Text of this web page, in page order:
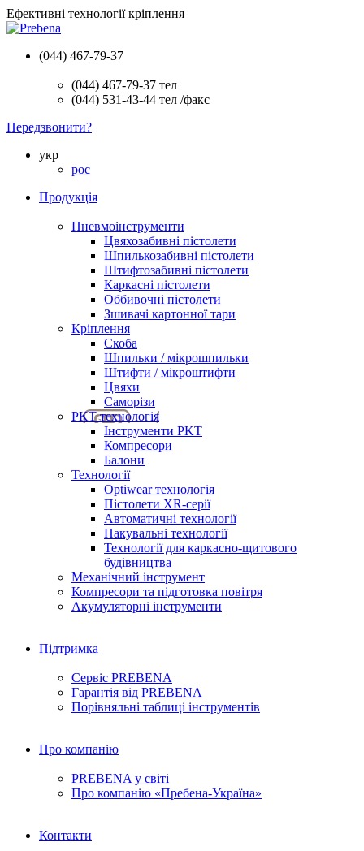
Ефективні технології кріплення
(044) 467-79-37
(044) 467-79-37 тел
(044) 531-43-44 тел /факс
Передзвонити?
укр
рос
Продукція
Пневмоінструменти
Цвяхозабивні пістолети
Шпилькозабивні пістолети
Штифтозабивні пістолети
Каркасні пістолети
Оббивочні пістолети
Зшивачі картонної тари
Кріплення
Скоба
Шпильки / мікрошпильки
Штифти / мікроштифти
Цвяхи
Саморізи
PKT технологія
Інструменти PKT
Компресори
Балони
Технології
Optiwear технологія
Пістолети XR-серії
Автоматичні технології
Пакувальні технології
Технології для каркасно-щитового
будівництва
Механічний інструмент
Компресори та підготовка повітря
Акумуляторні інструменти
Підтримка
Сервіс PREBENA
Гарантія від PREBENA
Порівняльні таблиці інструментів
Про компанію
PREBENA у світі
Про компанію «Пребена-Україна»
Контакти